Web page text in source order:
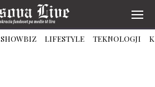
SHOWBIZ LIFESTYLE TEKNOLOGJI